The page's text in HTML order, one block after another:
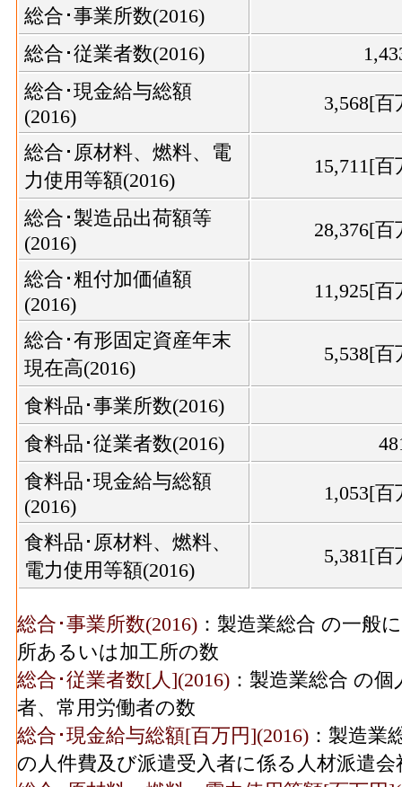
総合･事業所数(2016)
総合･従業者数(2016)
総合･現金給与総額
(2016)
3,568[百
総合･原材料、燃料、電
力使用等額(2016)
15,711[
総合･製造品出荷額等
(2016)
28,376[百
総合･粗付加価値額
(2016)
11,925[
総合･有形固定資産年末
現在高(2016)
5,538[百
食料品･事業所数(2016)
食料品･従業者数(2016)
食料品･現金給与総額
(2016)
1,053[
食料品･原材料、燃料、
電力使用等額(2016)
5,381[百
(2016)
9,886[百
食料品･粗付加価値額
(2016)
4,168[百
食料品･有形固定資産年
末現在高(2016)
1,184[
総合･事業所数(2016) ：製造業総合 の一般
所あるいは加工所の数
総合･従業者数[人](2016) ：製造業総合 の
者、常用労働者の数
総合･現金給与総額[百万円](2016) ：製造業
の人件費及び派遣受入者に係る人材派遣